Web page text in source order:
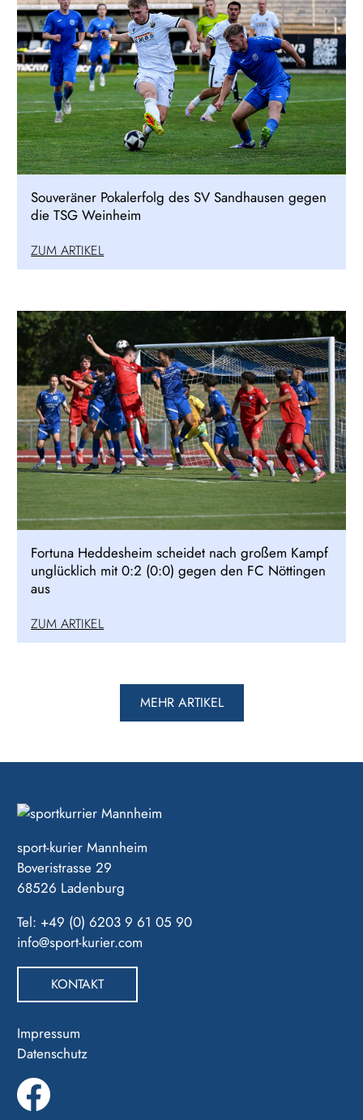
Souveräner Pokalerfolg des SV Sandhausen gegen
die TSG Weinheim
ZUM ARTIKEL
Fortuna Heddesheim scheidet nach großem Kampf
unglücklich mit 0:2 (0:0) gegen den FC Nöttingen
aus
ZUM ARTIKEL
MEHR ARTIKEL
sport-kurier Mannheim
Boveristrasse 29
68526 Ladenburg
Tel: +49 (0) 6203 9 61 05 90
info@sport-kurier.com
KONTAKT
Impressum
Datenschutz